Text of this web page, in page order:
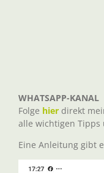
WHATSAPP-KANAL
Folge hier direkt
alle wichtigen Tipps
Eine Anleitung gibt